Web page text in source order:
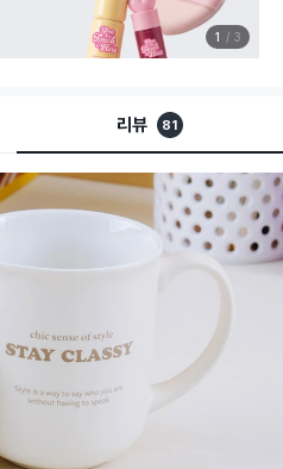
1 3
리뷰 81